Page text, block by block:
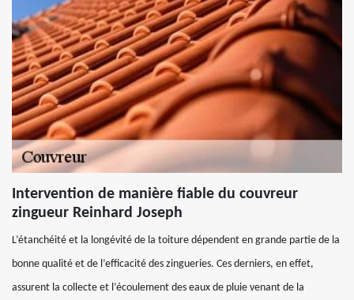
Intervention de manière fiable du couvreur
zingueur Reinhard Joseph
L’étanchéité et la longévité de la toiture dépendent en grande partie de la
bonne qualité et de l’efficacité des zingueries. Ces derniers, en effet,
assurent la collecte et l’écoulement des eaux de pluie venant de la